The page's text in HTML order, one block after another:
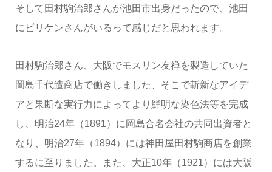
そして田村駒治郎さんが池田市出身だったので、池田
にビリケンさんがいるって感じだと思われます。
田村駒治郎さん、大阪でモスリン友禅を製造していた
岡島千代造商店で働きしました、そこで斬新なアイデ
アと果断な実行力によってより鮮明な染色法等を完成
し、明治24年（1891）に岡島合名会社の共同出資者と
なり、明治27年（1894）には神田屋田村駒商店を創業
するに至りました。また、大正10年（1921）には大阪